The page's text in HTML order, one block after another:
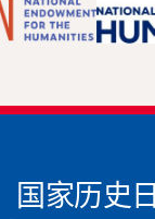
国家历史日